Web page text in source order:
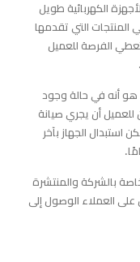
الكهربائية طويل
التي تقدمها
الفرصة للعميل
هو أنه في حالة وجود
أن يجري صيانة
استبدال الجهاز بآخر
بالشركة والمنتشرة
العملاء الوصول إلى